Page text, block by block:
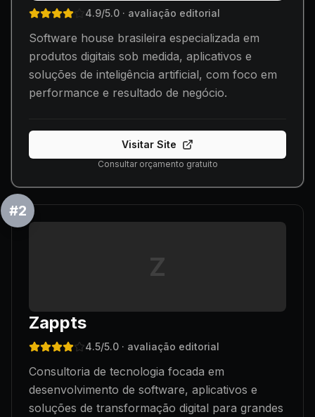
4.9/5.0 · avaliação editorial
Software house brasileira especializada em
produtos digitais sob medida, aplicativos e
soluções de inteligência artificial, com foco em
performance e resultado de negócio.
Visitar Site
Consultar orçamento gratuito
#2
Z
Zappts
4.5/5.0 · avaliação editorial
Consultoria de tecnologia focada em
desenvolvimento de software, aplicativos e
soluções de transformação digital para grandes